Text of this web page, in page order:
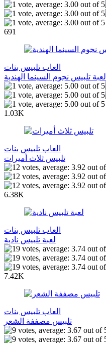
691
العاب تلبيس بنات
لعبة تلبيس نجوم السينما الهندية
1.03K
العاب تلبيس بنات
تلبيس ثلاث أميرات
6.38K
العاب تلبيس بنات
لعبة تلبيس نادية
7.42K
العاب تلبيس بنات
تلبيس مصففة الشعر